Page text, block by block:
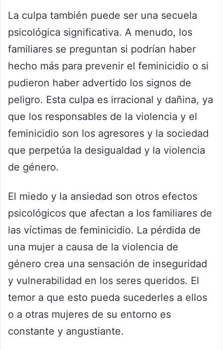
La culpa también puede ser una secuela
psicológica significativa. A menudo, los
familiares se preguntan si podrían haber
hecho más para prevenir el feminicidio o si
pudieron haber advertido los signos de
peligro. Esta culpa es irracional y dañina, ya
que los responsables de la violencia y el
feminicidio son los agresores y la sociedad
que perpetúa la desigualdad y la violencia
de género.
El miedo y la ansiedad son otros efectos
psicológicos que afectan a los familiares de
las víctimas de feminicidio. La pérdida de
una mujer a causa de la violencia de
género crea una sensación de inseguridad
y vulnerabilidad en los seres queridos. El
temor a que esto pueda sucederles a ellos
o a otras mujeres de su entorno es
constante y angustiante.